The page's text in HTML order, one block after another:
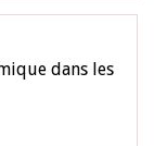
dans les